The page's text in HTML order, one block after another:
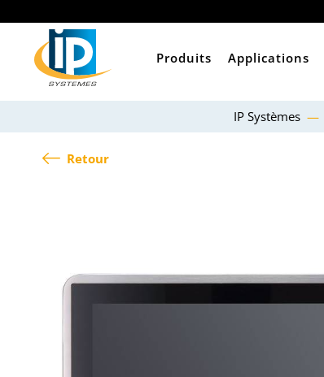
Produits Applications
IP Systèmes
Retour